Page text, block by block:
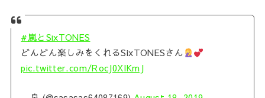
#嵐とSixTONES
どんどん楽しみをくれるSixTONESさん
pic.twitter.com/RocJ0XIKmJ